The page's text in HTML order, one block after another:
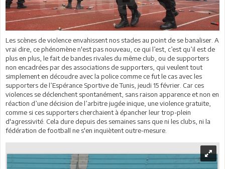
Les scènes de violence envahissent nos stades au point de se banaliser. A
vrai dire, ce phénomène n'est pas nouveau, ce qui l’est, c’est qu’il est de
plus en plus, le fait de bandes rivales du même club, ou de supporters
non encadrées par des associations de supporters, qui veulent tout
simplement en découdre avec la police comme ce fut le cas avec les
supporters de l’Espérance Sportive de Tunis, jeudi 15 février. Car ces
violences se déclenchent spontanément, sans raison apparence et non en
réaction d’une décision de l’arbitre jugée inique, une violence gratuite,
comme si ces supporters cherchaient à épancher leur trop-plein
d'agressivité. Cela dure depuis des semaines sans que ni les clubs, ni la
fédération de football ne s'en inquiètent outre-mesure.